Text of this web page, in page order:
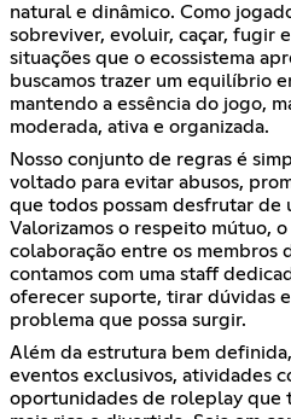
natural e dinâmico. Como
sobreviver, evoluir, caçar, fugir
situações que o ecossistema
buscamos trazer um equilíbrio
mantendo a essência do jogo,
moderada, ativa e organizada.
Nosso conjunto de regras é
voltado para evitar abusos,
que todos possam desfrutar de
Valorizamos o respeito mútuo,
colaboração entre os membros
contamos com uma staff
oferecer suporte, tirar dúvidas
problema que possa surgir.
Além da estrutura bem
eventos exclusivos, atividades
oportunidades de roleplay que